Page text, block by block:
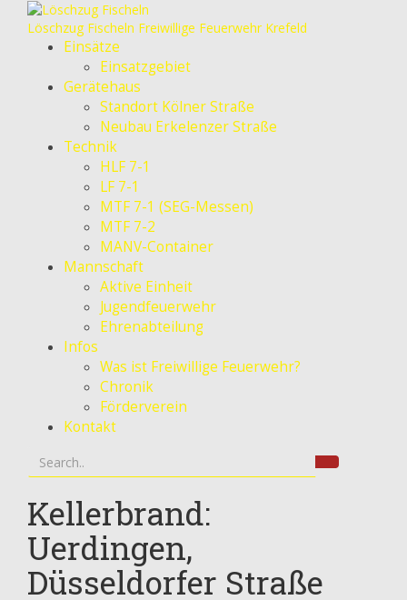
Löschzug Fischeln Freiwillige Feuerwehr Krefeld
Einsätze
Einsatzgebiet
Gerätehaus
Standort Kölner Straße
Neubau Erkelenzer Straße
Technik
HLF 7-1
LF 7-1
MTF 7-1 (SEG-Messen)
MTF 7-2
MANV-Container
Mannschaft
Aktive Einheit
Jugendfeuerwehr
Ehrenabteilung
Infos
Was ist Freiwillige Feuerwehr?
Chronik
Förderverein
Kontakt
Kellerbrand:
Uerdingen,
Düsseldorfer Straße